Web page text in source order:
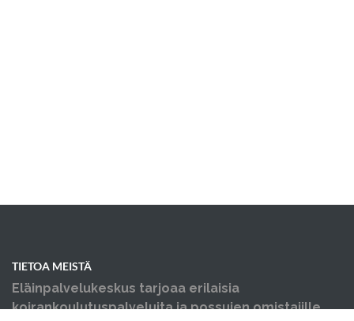
TIETOA MEISTÄ
Eläinpalvelukeskus tarjoaa erilaisia
koirankoulutuspalveluita ja possujen omistajille